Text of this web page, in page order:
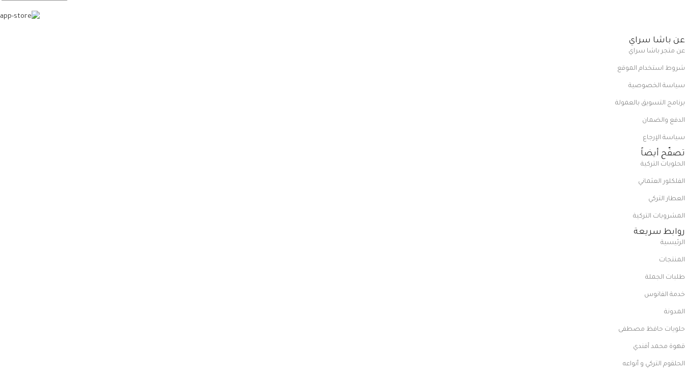
عن باشا سراي
عن متجر باشا سراي
شروط استخدام الموقع
سياسة الخصوصية
برنامج التسويق بالعمولة
الدفع والضمان
سياسة الإرجاع
تصفّح أيضاً
الحلويات التركية
الفلكلور العثماني
العطار التركي
المشروبات التركية
روابط سريعة
الرئيسية
المنتجات
طلبات الجملة
خدمة الفانوس
المدونة
حلويات حافظ مصطفى
قهوة محمد أفندي
الحلقوم التركي و أنواعه